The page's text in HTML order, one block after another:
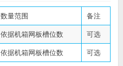
数量范围 备注
依据机箱网板槽位数 可选
依据机箱网板槽位数 可选